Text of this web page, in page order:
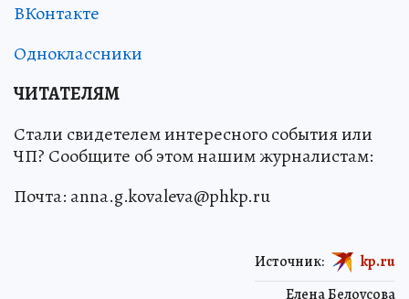
ВКонтакте
Одноклассники
ЧИТАТЕЛЯМ
Стали свидетелем интересного события или
ЧП? Сообщите об этом нашим журналистам:
Почта: anna.g.kovaleva@phkp.ru
Елена Белоусова
Источник: kp.ru